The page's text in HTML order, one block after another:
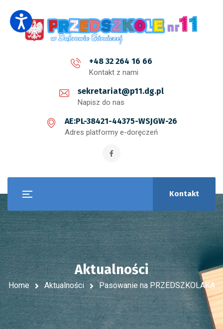
+48 32 264 16 66
Kontakt z nami
sekretariat@p11.dg.pl
Napisz do nas
AE:PL-38421-44375-WSJGW-26
Adres platformy e-doręczeń
Kontakt
Aktualności
Home Aktualności Pasowanie na PRZEDSZKOLAKA